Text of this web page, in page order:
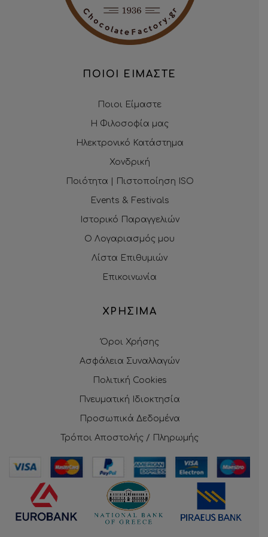
ΠΟΙΟΙ ΕΙΜΑΣΤΕ
Ποιοι Είμαστε
Η Φιλοσοφία μας
Ηλεκτρονικό Κατάστημα
Χονδρική
Ποιότητα | Πιστοποίηση ISO
Events & Festivals
Ιστορικό Παραγγελιών
Ο Λογαριασμός μου
Λίστα Επιθυμιών
Επικοινωνία
ΧΡΗΣΙΜΑ
Όροι Χρήσης
Ασφάλεια Συναλλαγών
Πολιτική Cookies
Πνευματική Ιδιοκτησία
Προσωπικά Δεδομένα
Τρόποι Αποστολής / Πληρωμής